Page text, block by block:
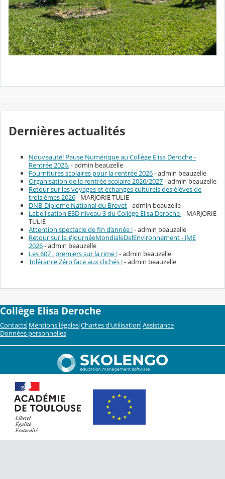
Dernières actualités
Nouveauté! Pause Numérique au Collège Elisa Deroche -
Rentrée 2026.- admin beauzelle
Fournitures scolaires pour la rentrée 2026- admin beauzelle
Organisation de la rentrée scolaire 2026/2027- admin beauzelle
Retour sur les voyages et échanges culturels des élèves de
troisièmes 2026- MARJORIE TULIE
DNB-Diplome National du Brevet- admin beauzelle
Labellisation E3D niveau 3 du Collège Elisa Deroche - MARJORIE
TULIE
Attention spectacle de fin d’année !- admin beauzelle
Retour sur la #JournéeMondialeDelEnvironnement - JME
2026- admin beauzelle
Les 607 : premiers sur la rime !- admin beauzelle
Tolérance Zéro face aux clichés !- admin beauzelle
Collège Elisa Deroche
Contacts Mentions légales Chartes d'utilisation Assistance
Données personnelles